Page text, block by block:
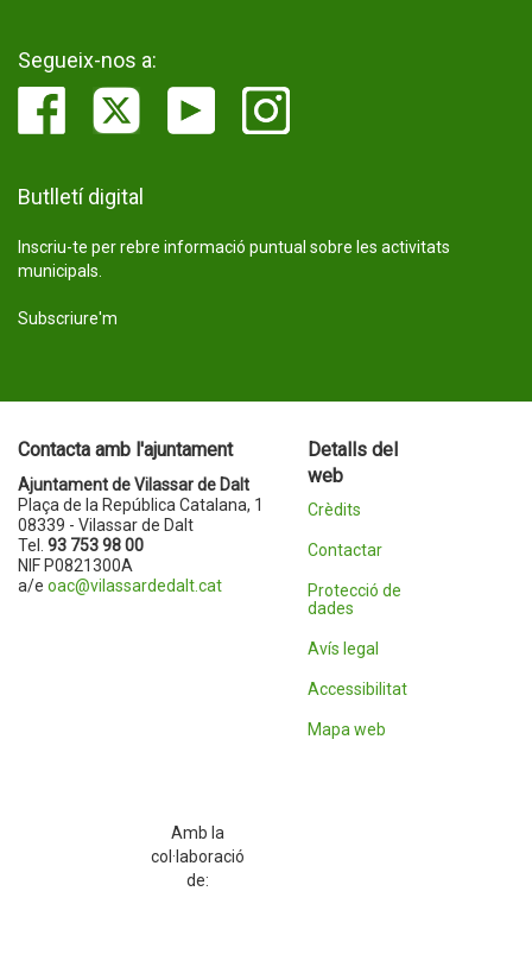
Segueix-nos a:
Butlletí digital
Inscriu-te per rebre informació puntual sobre les activitats
municipals.
Subscriure'm
Contacta amb l'ajuntament
Ajuntament de Vilassar de Dalt
Plaça de la República Catalana, 1
08339 - Vilassar de Dalt
Tel. 93 753 98 00
NIF P0821300A
a/e oac@vilassardedalt.cat
Detalls del
web
Crèdits
Contactar
Protecció de
dades
Avís legal
Accessibilitat
Mapa web
Amb la
col·laboració
de: